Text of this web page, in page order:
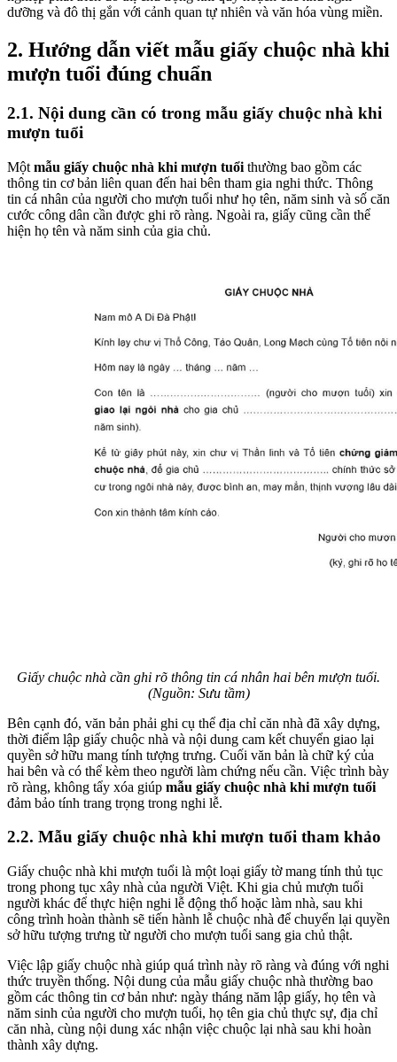
dưỡng và đô thị gắn với cảnh quan tự nhiên và văn hóa vùng miền.
2. Hướng dẫn viết mẫu giấy chuộc nhà khi
mượn tuổi đúng chuẩn
2.1. Nội dung cần có trong mẫu giấy chuộc nhà khi
mượn tuổi
Một mẫu giấy chuộc nhà khi mượn tuổi thường bao gồm các
thông tin cơ bản liên quan đến hai bên tham gia nghi thức. Thông
tin cá nhân của người cho mượn tuổi như họ tên, năm sinh và số căn
cước công dân cần được ghi rõ ràng. Ngoài ra, giấy cũng cần thể
hiện họ tên và năm sinh của gia chủ.
Giấy chuộc nhà cần ghi rõ thông tin cá nhân hai bên mượn tuổi.
(Nguồn: Sưu tầm)
Bên cạnh đó, văn bản phải ghi cụ thể địa chỉ căn nhà đã xây dựng,
thời điểm lập giấy chuộc nhà và nội dung cam kết chuyển giao lại
quyền sở hữu mang tính tượng trưng. Cuối văn bản là chữ ký của
hai bên và có thể kèm theo người làm chứng nếu cần. Việc trình bày
rõ ràng, không tẩy xóa giúp mẫu giấy chuộc nhà khi mượn tuổi
đảm bảo tính trang trọng trong nghi lễ.
2.2. Mẫu giấy chuộc nhà khi mượn tuổi tham khảo
Giấy chuộc nhà khi mượn tuổi là một loại giấy tờ mang tính thủ tục
trong phong tục xây nhà của người Việt. Khi gia chủ mượn tuổi
người khác để thực hiện nghi lễ động thổ hoặc làm nhà, sau khi
công trình hoàn thành sẽ tiến hành lễ chuộc nhà để chuyển lại quyền
sở hữu tượng trưng từ người cho mượn tuổi sang gia chủ thật.
Việc lập giấy chuộc nhà giúp quá trình này rõ ràng và đúng với nghi
thức truyền thống. Nội dung của mẫu giấy chuộc nhà thường bao
gồm các thông tin cơ bản như: ngày tháng năm lập giấy, họ tên và
năm sinh của người cho mượn tuổi, họ tên gia chủ thực sự, địa chỉ
căn nhà, cùng nội dung xác nhận việc chuộc lại nhà sau khi hoàn
thành xây dựng.